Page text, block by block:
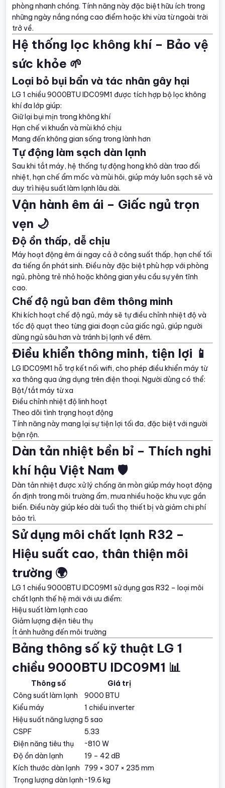
phòng nhanh chóng. Tính năng này đặc biệt hữu ích trong
những ngày nắng nóng cao điểm hoặc khi vừa từ ngoài trời
trở về.
Hệ thống lọc không khí – Bảo vệ
sức khỏe 🌱
Loại bỏ bụi bẩn và tác nhân gây hại
LG 1 chiều 9000BTU IDC09M1 được tích hợp bộ lọc không
khí đa lớp giúp:
Giữ lại bụi mịn trong không khí
Hạn chế vi khuẩn và mùi khó chịu
Mang đến không gian sống trong lành hơn
Tự động làm sạch dàn lạnh
Sau khi tắt máy, hệ thống tự động hong khô dàn trao đổi
nhiệt, hạn chế ẩm mốc và mùi hôi, giúp máy luôn sạch sẽ và
duy trì hiệu suất làm lạnh lâu dài.
Vận hành êm ái – Giấc ngủ trọn
vẹn 🌙
Độ ồn thấp, dễ chịu
Máy hoạt động êm ái ngay cả ở công suất thấp, hạn chế tối
đa tiếng ồn phát sinh. Điều này đặc biệt phù hợp với phòng
ngủ, phòng trẻ nhỏ hoặc không gian yêu cầu sự yên tĩnh
cao.
Chế độ ngủ ban đêm thông minh
Khi kích hoạt chế độ ngủ, máy sẽ tự điều chỉnh nhiệt độ và
tốc độ quạt theo từng giai đoạn của giấc ngủ, giúp người
dùng ngủ sâu hơn và tránh bị lạnh về đêm.
Điều khiển thông minh, tiện lợi 📱
LG IDC09M1 hỗ trợ kết nối wifi, cho phép điều khiển máy từ
xa thông qua ứng dụng trên điện thoại. Người dùng có thể:
Bật/tắt máy từ xa
Điều chỉnh nhiệt độ linh hoạt
Theo dõi tình trạng hoạt động
Tính năng này mang lại sự tiện lợi tối đa, đặc biệt với người
bận rộn.
Dàn tản nhiệt bền bỉ – Thích nghi
khí hậu Việt Nam 🛡️
Dàn tản nhiệt được xử lý chống ăn mòn giúp máy hoạt động
ổn định trong môi trường ẩm, mưa nhiều hoặc khu vực gần
biển. Điều này giúp kéo dài tuổi thọ thiết bị và giảm chi phí
bảo trì.
Sử dụng môi chất lạnh R32 –
Hiệu suất cao, thân thiện môi
trường 🌍
LG 1 chiều 9000BTU IDC09M1 sử dụng gas R32 – loại môi
chất lạnh thế hệ mới với ưu điểm:
Hiệu suất làm lạnh cao
Giảm lượng điện tiêu thụ
Ít ảnh hưởng đến môi trường
Bảng thông số kỹ thuật LG 1
chiều 9000BTU IDC09M1 📊
Thông số
Giá trị
Công suất làm lạnh
9000 BTU
Kiểu máy
1 chiều inverter
Hiệu suất năng lượng 5 sao
CSPF
5.33
Điện năng tiêu thụ
~810 W
Độ ồn dàn lạnh
19 – 42 dB
Kích thước dàn lạnh
799 × 307 × 235 mm
Trọng lượng dàn lạnh ~19.6 kg